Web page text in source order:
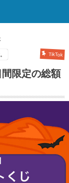
TikTok
限定の総額